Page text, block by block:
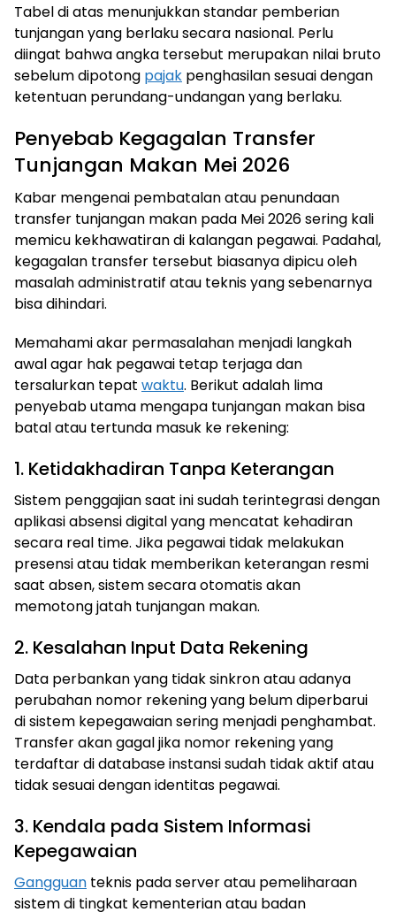
Tabel di atas menunjukkan standar pemberian
tunjangan yang berlaku secara nasional. Perlu
diingat bahwa angka tersebut merupakan nilai bruto
sebelum dipotong pajak penghasilan sesuai dengan
ketentuan perundang-undangan yang berlaku.
Penyebab Kegagalan Transfer
Tunjangan Makan Mei 2026
Kabar mengenai pembatalan atau penundaan
transfer tunjangan makan pada Mei 2026 sering kali
memicu kekhawatiran di kalangan pegawai. Padahal,
kegagalan transfer tersebut biasanya dipicu oleh
masalah administratif atau teknis yang sebenarnya
bisa dihindari.
Memahami akar permasalahan menjadi langkah
awal agar hak pegawai tetap terjaga dan
tersalurkan tepat waktu. Berikut adalah lima
penyebab utama mengapa tunjangan makan bisa
batal atau tertunda masuk ke rekening:
1. Ketidakhadiran Tanpa Keterangan
Sistem penggajian saat ini sudah terintegrasi dengan
aplikasi absensi digital yang mencatat kehadiran
secara real time. Jika pegawai tidak melakukan
presensi atau tidak memberikan keterangan resmi
saat absen, sistem secara otomatis akan
memotong jatah tunjangan makan.
2. Kesalahan Input Data Rekening
Data perbankan yang tidak sinkron atau adanya
perubahan nomor rekening yang belum diperbarui
di sistem kepegawaian sering menjadi penghambat.
Transfer akan gagal jika nomor rekening yang
terdaftar di database instansi sudah tidak aktif atau
tidak sesuai dengan identitas pegawai.
3. Kendala pada Sistem Informasi
Kepegawaian
Gangguan teknis pada server atau pemeliharaan
sistem di tingkat kementerian atau badan